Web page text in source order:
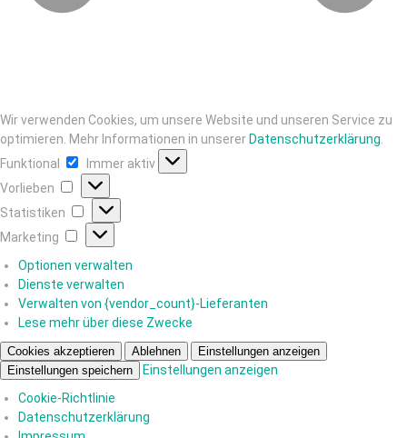
Wir verwenden Cookies, um unsere Website und unseren Service zu
optimieren. Mehr Informationen in unserer Datenschutzerklärung
Funktional
Immer aktiv
Vorlieben
Statistiken
Marketing
Optionen verwalten
Dienste verwalten
Verwalten von {vendor_count}-Lieferanten
Lese mehr über diese Zwecke
Cookies akzeptieren Ablehnen
Einstellungen anzeigen
Einstellungen speichern
Einstellungen anzeigen
Cookie-Richtlinie
Datenschutzerklärung